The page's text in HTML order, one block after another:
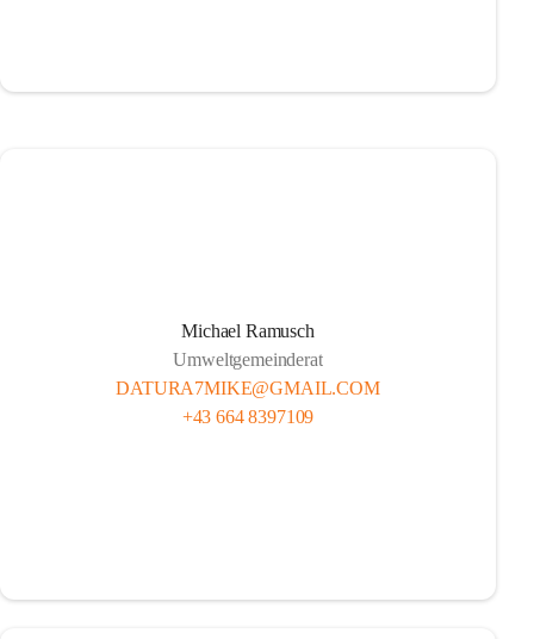
Michael Ramusch
Umweltgemeinderat
DATURA7MIKE@GMAIL.COM
+43 664 8397109